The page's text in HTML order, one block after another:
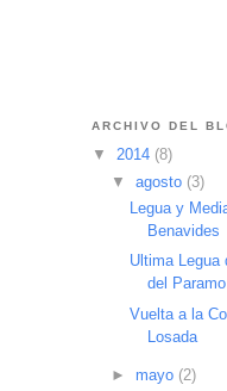
ARCHIVO DEL
▼ 2014 (8)
▼ agosto (3)
Legua y
Benavides
Ultima Legua
del Paramo
Vuelta a la
Losada
► mayo (2)